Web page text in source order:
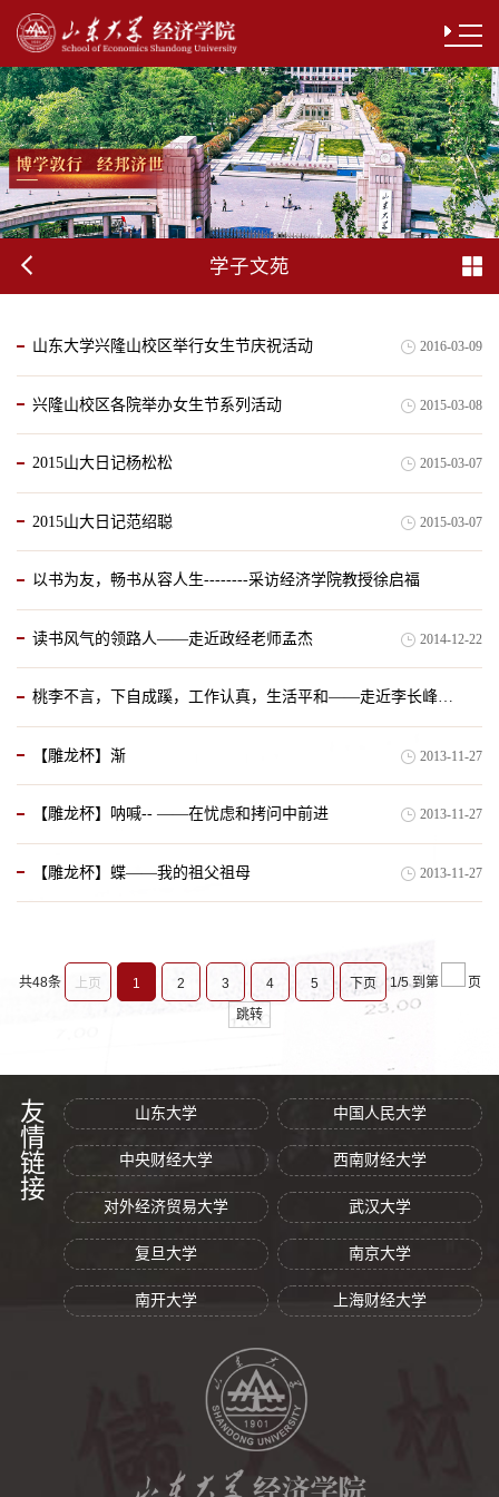
学子文苑
山东大学兴隆山校区举行女生节庆祝活动 2016-03-09
兴隆山校区各院举办女生节系列活动 2015-03-08
2015山大日记杨松松 2015-03-07
2015山大日记范绍聪 2015-03-07
以书为友，畅书从容人生--------采访经济学院教授徐启福
读书风气的领路人——走近政经老师孟杰 2014-12-22
桃李不言，下自成蹊，工作认真，生活平和——走近李长峰教授的工作与生活
【雕龙杯】渐 2013-11-27
【雕龙杯】呐喊-- ——在忧虑和拷问中前进 2013-11-27
【雕龙杯】蝶——我的祖父祖母 2013-11-27
共48条 上页 1 2 3 4 5 下页 1/5 到第 页
跳转
友情链接 山东大学 中国人民大学
中央财经大学 西南财经大学
对外经济贸易大学 武汉大学
复旦大学 南京大学
南开大学 上海财经大学